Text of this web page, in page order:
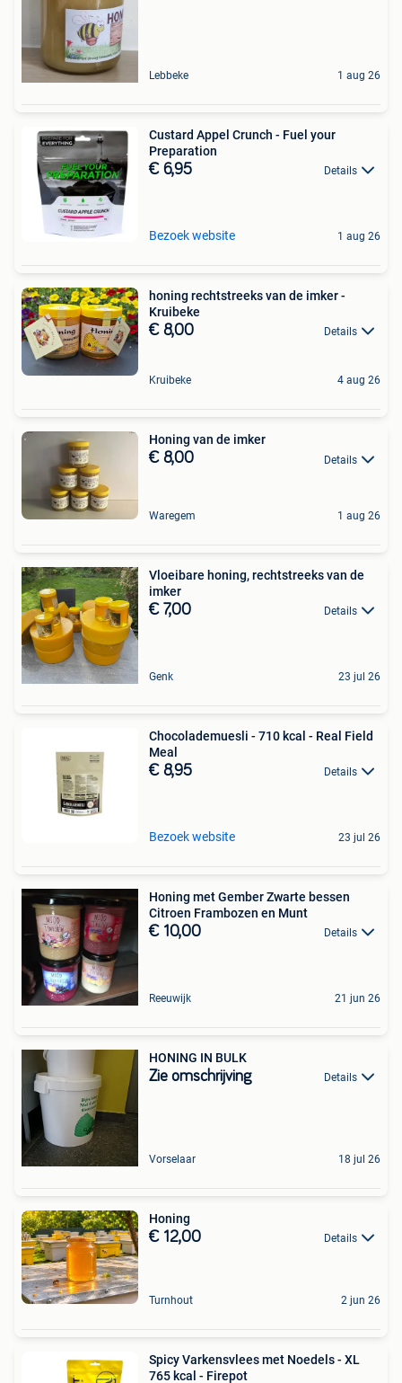
Lebbeke 1 aug 26
Custard Appel Crunch - Fuel your
Preparation
€ 6,95 Details
Bezoek website 1 aug 26
honing rechtstreeks van de imker -
Kruibeke
€ 8,00 Details
Kruibeke 4 aug 26
Honing van de imker
€ 8,00 Details
Waregem 1 aug 26
Vloeibare honing, rechtstreeks van de
imker
€ 7,00 Details
Genk 23 jul 26
Chocolademuesli - 710 kcal - Real Field
Meal
€ 8,95 Details
Bezoek website 23 jul 26
Honing met Gember Zwarte bessen
Citroen Frambozen en Munt
€ 10,00 Details
Reeuwijk 21 jun 26
HONING IN BULK
Zie omschrijving Details
Vorselaar 18 jul 26
Honing
€ 12,00 Details
Turnhout 2 jun 26
Spicy Varkensvlees met Noedels - XL
765 kcal - Firepot